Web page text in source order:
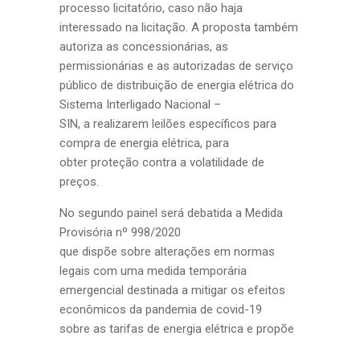
processo licitatório, caso não haja
interessado na licitação. A proposta também
autoriza as concessionárias, as
permissionárias e as autorizadas de serviço
público de distribuição de energia elétrica do
Sistema Interligado Nacional –
SIN, a realizarem leilões específicos para
compra de energia elétrica, para
obter proteção contra a volatilidade de
preços.
No segundo painel será debatida a Medida
Provisória nº 998/2020
que dispõe sobre alterações em normas
legais com uma medida temporária
emergencial destinada a mitigar os efeitos
econômicos da pandemia de covid-19
sobre as tarifas de energia elétrica e propõe